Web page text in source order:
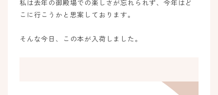
私は去年の御殿場での楽しさが忘れられず、今年はど
こに行こうかと思案しております。
そんな今日、この本が入荷しました。